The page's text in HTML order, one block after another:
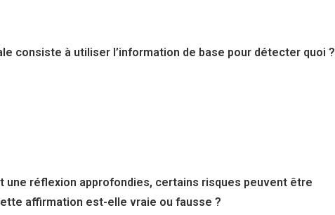
consiste à utiliser l’information de base pour détecter quoi ?
une réflexion approfondies, certains risques peuvent être
affirmation est-elle vraie ou fausse ?